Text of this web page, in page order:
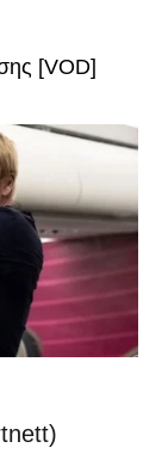
[VOD]